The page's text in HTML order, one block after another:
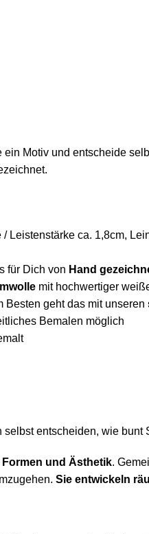
Motiv und entscheide
ca. 1,8cm,
für Dich von Hand
mit hochwertiger
Besten geht das mit unseren
Bemalen möglich
entscheiden, wie bunt
und Ästhetik.
Sie entwickeln